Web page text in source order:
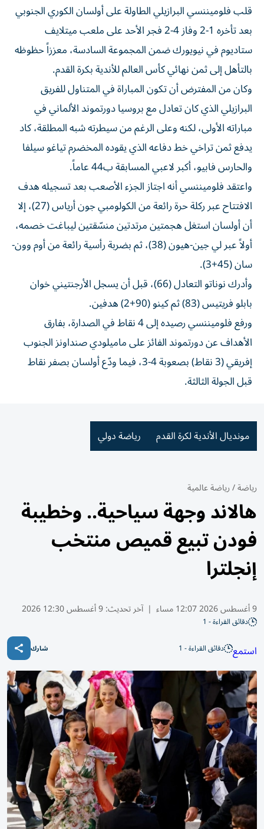
قلب فلوميننسي البرازيلي الطاولة على أولسان الكوري الجنوبي
بعد تأخره 1-2 وفاز 4-2 فجر الأحد على ملعب ميتلايف
ستاديوم في نيويورك ضمن المجموعة السادسة، معززاً حظوظه
بالتأهل إلى ثمن نهائي كأس العالم للأندية بكرة القدم.
وكان من المفترض أن تكون المباراة في المتناول للفريق
البرازيلي الذي كان تعادل مع بروسيا دورتموند الألماني في
مباراته الأولى، لكنه وعلى الرغم من سيطرته شبه المطلقة، كاد
يدفع ثمن تراخي خط دفاعه الذي يقوده المخضرم تياغو سيلفا
والحارس فابيو، أكبر لاعبي المسابقة ب44 عاماً.
واعتقد فلوميننسي أنه اجتاز الجزء الأصعب بعد تسجيله هدف
الافتتاح عبر ركلة حرة رائعة من الكولومبي جون أرياس (27)، إلا
أن أولسان استغل هجمتين مرتدتين منسّقتين ليباغت خصمه،
أولاً عبر لي جين-هيون (38)، ثم بضربة رأسية رائعة من أوم وون-
سان (45+3).
وأدرك نوناتو التعادل (66)، قبل أن يسجل الأرجنتيني خوان
بابلو فريتيس (83) ثم كينو (90+2) هدفين.
ورفع فلوميننسي رصيده إلى 4 نقاط في الصدارة، بفارق
الأهداف عن دورتموند الفائز على ماميلودي صنداونز الجنوب
إفريقي (3 نقاط) بصعوبة 4-3، فيما ودّع أولسان بصفر نقاط
قبل الجولة الثالثة.
مونديال الأندية لكرة القدم رياضة دولي
رياضة/رياضة عالمية
هالاند وجهة سياحية.. وخطيبة
فودن تبيع قميص منتخب
إنجلترا
9 أغسطس 2026 12:07 مساء | آخر تحديث:9 أغسطس 12:30 2026
دقائق القراءة - 1
استمع دقائق القراءة - 1 شارك